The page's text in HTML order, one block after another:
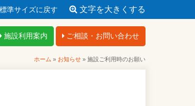
標準サイズに戻す 文字を大きくする
施設利用案内 ご相談・お問い合わせ
ホーム » お知らせ » 施設ご利用時のお願い